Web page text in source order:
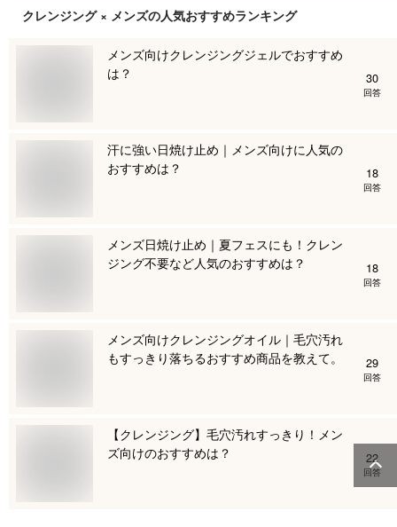
クレンジング × メンズの人気おすすめランキング
メンズ向けクレンジングジェルでおすすめ
は？
30
回答
汗に強い日焼け止め｜メンズ向けに人気の
おすすめは？
18
回答
メンズ日焼け止め｜夏フェスにも！クレン
ジング不要など人気のおすすめは？
18
回答
メンズ向けクレンジングオイル｜毛穴汚れ
もすっきり落ちるおすすめ商品を教えて。
29
回答
【クレンジング】毛穴汚れすっきり！メン
ズ向けのおすすめは？
22
回答